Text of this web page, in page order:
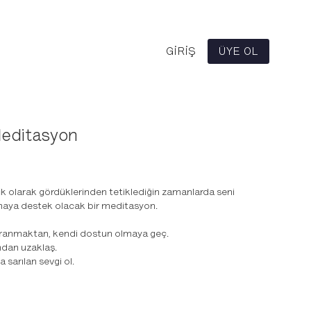
GIRIŞ ÜYE OL
olarak gördüklerinden tetiklediğin zamanlarda seni
destek olacak bir meditasyon.
kendi dostun olmaya geç.
uzaklaş.
sarılan sevgi ol.